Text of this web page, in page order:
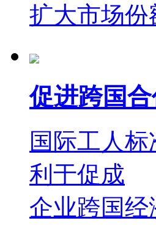
扩大市场份
促进跨国
国际工人标
利于促成
企业跨国经